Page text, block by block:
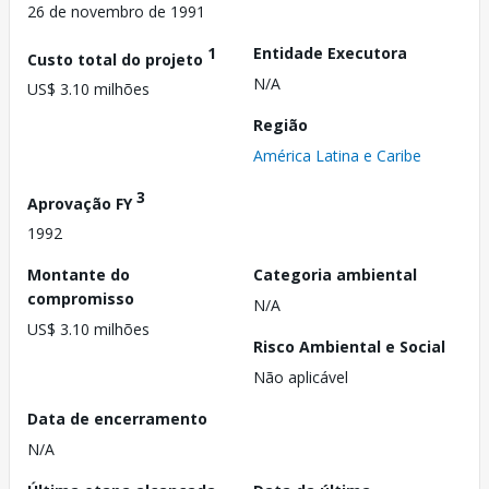
26 de novembro de 1991
Custo total do projeto 1
US$ 3.10 milhões
Entidade Executora
N/A
Região
América Latina e Caribe
Aprovação FY3
1992
Montante do
compromisso
US$ 3.10 milhões
Categoria ambiental
N/A
Risco Ambiental e Social
Não aplicável
Data de encerramento
N/A